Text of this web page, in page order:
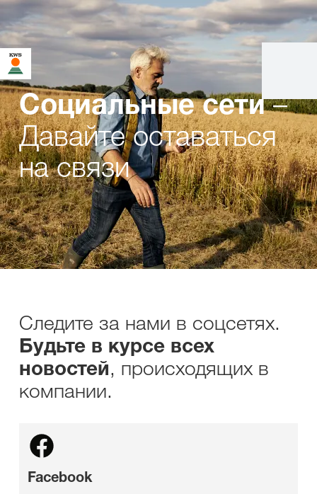
Социальные сети–
Давайте оставаться
на связи
Следите за нами в соцсетях.
Будьте в курсе всех
новостей, происходящих в
компании.
Facebook